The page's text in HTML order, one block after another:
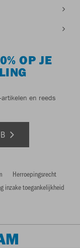
OP JE
en reeds
Herroepingsrecht
inzake toegankelijkheid